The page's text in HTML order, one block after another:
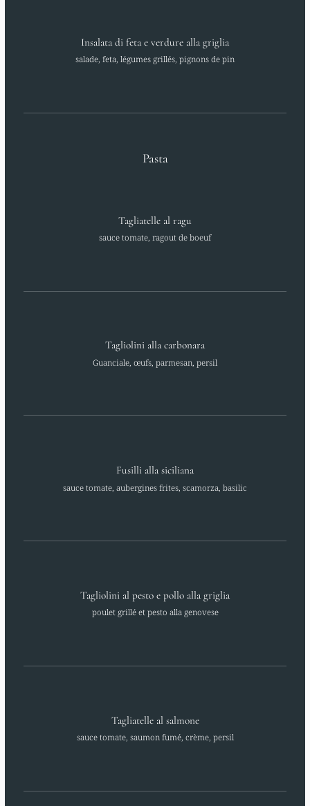
Insalata di feta e verdure alla griglia
salade, feta, légumes grillés, pignons de pin
Pasta
Tagliatelle al ragu
sauce tomate, ragout de boeuf
Tagliolini alla carbonara
Guanciale, œufs, parmesan, persil
Fusilli alla siciliana
sauce tomate, aubergines frites, scamorza, basilic
Tagliolini al pesto e pollo alla griglia
poulet grillé et pesto alla genovese
Tagliatelle al salmone
sauce tomate, saumon fumé, crème, persil